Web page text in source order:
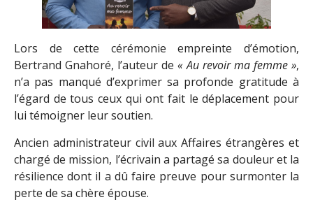
Lors de cette cérémonie empreinte d’émotion,
Bertrand Gnahoré, l’auteur de« Au revoir ma femme »,
n’a pas manqué d’exprimer sa profonde gratitude à
l’égard de tous ceux qui ont fait le déplacement pour
lui témoigner leur soutien.
Ancien administrateur civil aux Affaires étrangères et
chargé de mission, l’écrivain a partagé sa douleur et la
résilience dont il a dû faire preuve pour surmonter la
perte de sa chère épouse.